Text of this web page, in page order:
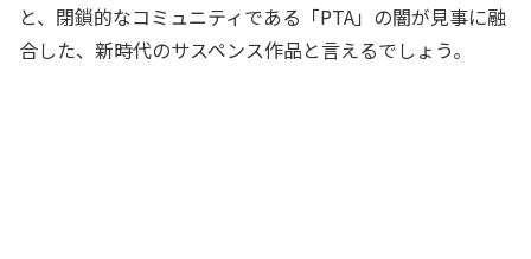
と、閉鎖的なコミュニティである「PTA」の闇が見事に融
合した、新時代のサスペンス作品と言えるでしょう。